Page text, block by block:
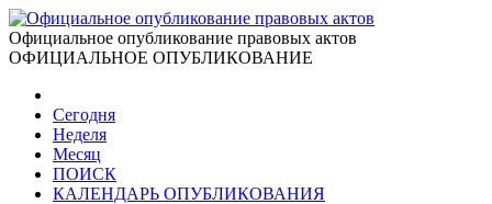
Официальное опубликование правовых актов
ОФИЦИАЛЬНОЕ ОПУБЛИКОВАНИЕ
Сегодня
Неделя
Месяц
ПОИСК
КАЛЕНДАРЬ ОПУБЛИКОВАНИЯ